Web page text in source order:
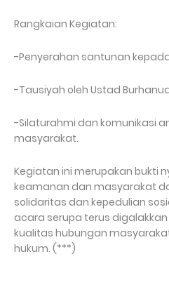
Rangkaian Kegiatan:
-Penyerahan santunan
-Tausiyah oleh Ustad
-Silaturahmi dan komunikasi
masyarakat.
Kegiatan ini merupakan bukti
keamanan dan masyarakat
solidaritas dan kepedulian
acara serupa terus
kualitas hubungan
hukum. (***)